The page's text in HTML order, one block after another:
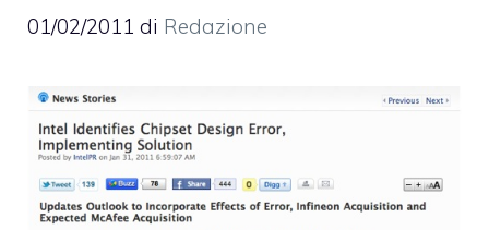
01/02/2011 di Redazione